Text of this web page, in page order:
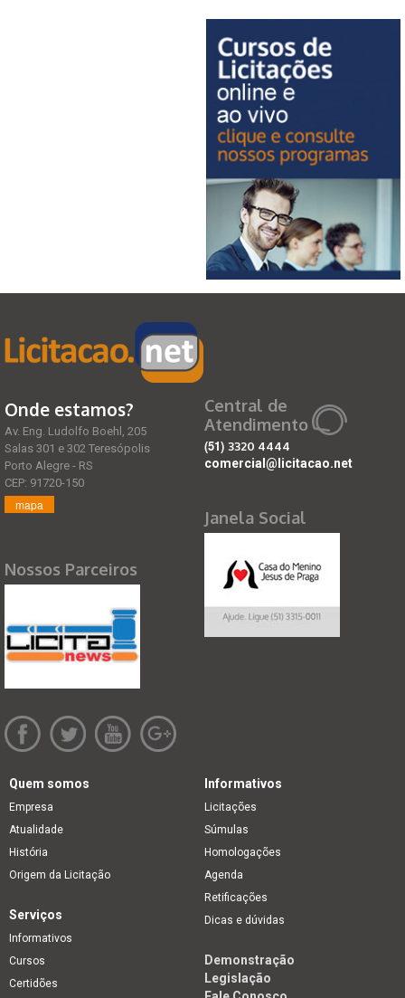
Onde estamos?
Av. Eng. Ludolfo Boehl, 205
Salas 301 e 302 Teresópolis
Porto Alegre - RS
CEP: 91720-150
mapa
Nossos Parceiros
Central de
Atendimento
(51) 3320 4444
comercial@licitacao.net
Janela Social
Quem somos
Empresa
Atualidade
História
Origem da Licitação
Informativos
Licitações
Súmulas
Homologações
Agenda
Retificações
Dicas e dúvidas
Serviços
Informativos
Cursos
Certidões
Demonstração
Legislação